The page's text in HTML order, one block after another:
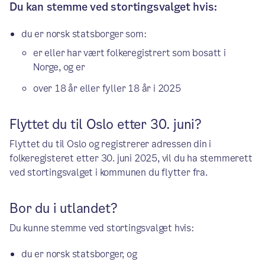
Du kan stemme ved stortingsvalget hvis:
du er norsk statsborger som:
er eller har vært folkeregistrert som bosatt i
Norge, og er
over 18 år eller fyller 18 år i 2025
Flyttet du til Oslo etter 30. juni?
Flyttet du til Oslo og registrerer adressen din i
folkeregisteret etter 30. juni 2025, vil du ha stemmerett
ved stortingsvalget i kommunen du flytter fra.
Bor du i utlandet?
Du kunne stemme ved stortingsvalget hvis:
du er norsk statsborger, og